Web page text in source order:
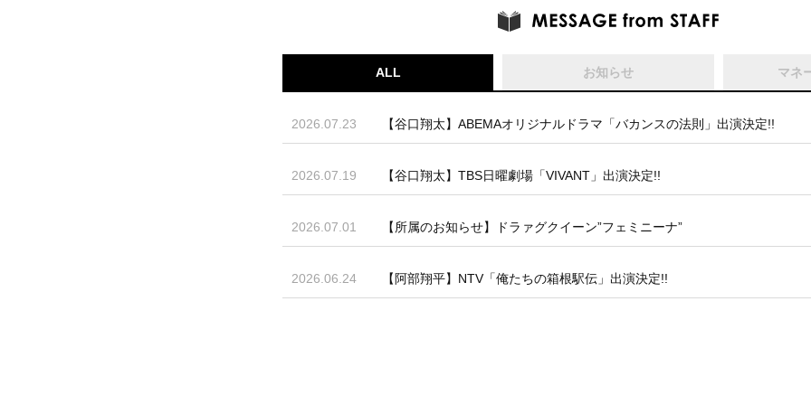
ALL お知らせ マネ
2026.07.23 【谷口翔太】ABEMAオリジナルドラマ「バカンスの法則」出演決定!!
2026.07.19 【谷口翔太】TBS日曜劇場「VIVANT」出演決定!!
2026.07.01 【所属のお知らせ】ドラァグクイーン”フェミニーナ”
2026.06.24 【阿部翔平】NTV「俺たちの箱根駅伝」出演決定!!